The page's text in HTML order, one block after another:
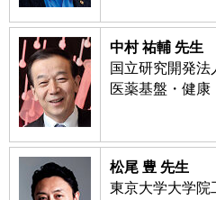
中村 祐輔 先生
国立研究開発法
医薬基盤・健
松尾 豊 先生
東京大学大学院